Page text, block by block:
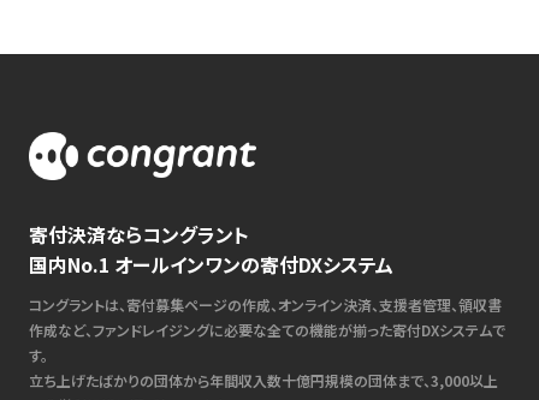
寄付決済ならコングラント
国内No.1 オールインワンの寄付DXシステム
コングラントは、寄付募集ページの作成、オンライン決済、支援者管理、領収書
作成など、ファンドレイジングに必要な全ての機能が揃った寄付DXシステムで
す。
立ち上げたばかりの団体から年間収入数十億円規模の団体まで、3,000以上